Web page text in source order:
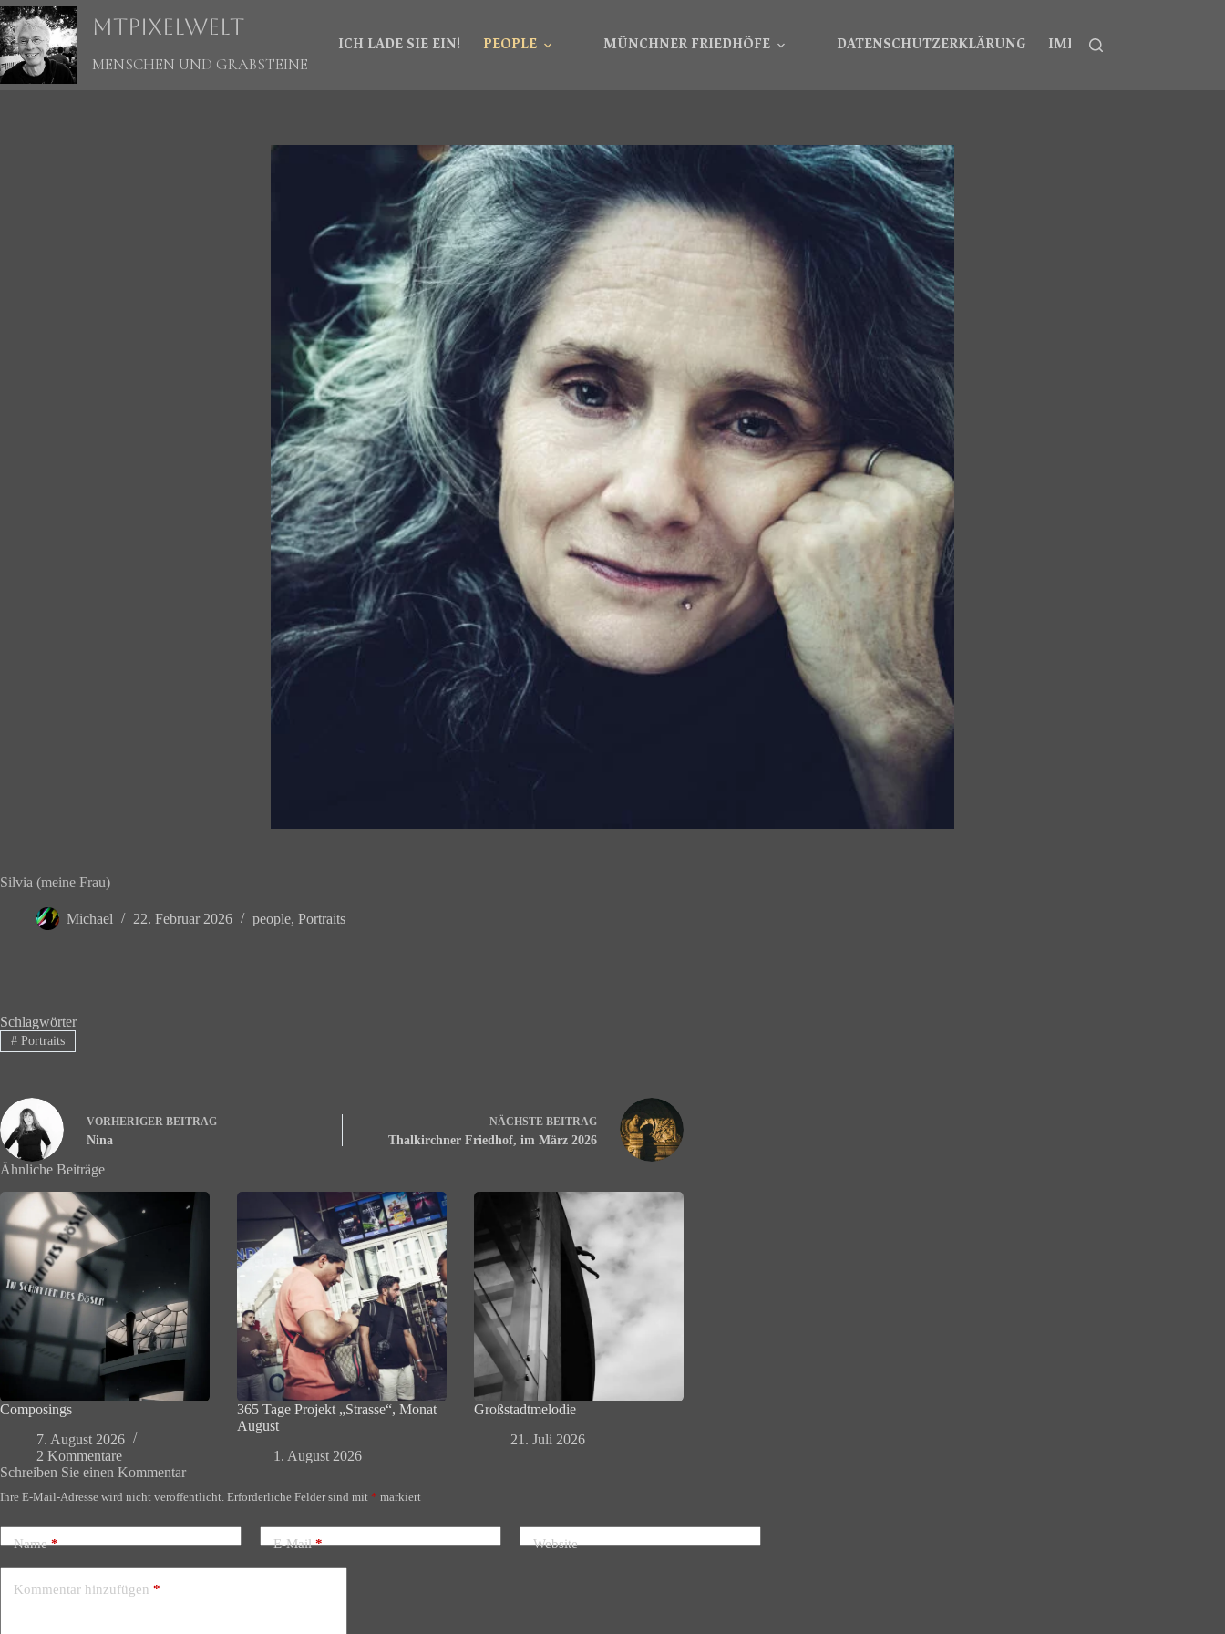
Zum
Inhalt
springen
mtpixelwelt
MENSCHEN UND GRABSTEINE
ICH LADE SIE EIN! PEOPLE MÜNCHNER FRIEDHÖFE DATENSCHUTZERKLÄRUNG IMPRESSUM
Silvia (meine Frau)
Michael 22. Februar 2026 people, Portraits
Schlagwörter
#Portraits
VORHERIGER BEITRAG
Nina
NÄCHSTE BEITRAG
Thalkirchner Friedhof, im März 2026
Ähnliche Beiträge
Composings
7. August 2026
2 Kommentare
365 Tage Projekt „Strasse“, Monat
August
1. August 2026
Großstadtmelodie
21. Juli 2026
Schreiben Sie einen Kommentar
Ihre E-Mail-Adresse wird nicht veröffentlicht. Erforderliche Felder sind mit * markiert
Name* E-Mail* Website
Kommentar hinzufügen *